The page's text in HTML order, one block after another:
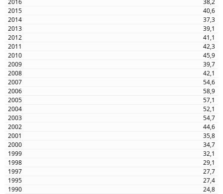
38,2
40,6
37,3
39,1
41,1
42,3
45,9
39,7
42,1
54,6
58,9
57,1
52,1
54,7
44,6
35,8
34,7
32,1
29,1
27,7
27,4
24,8